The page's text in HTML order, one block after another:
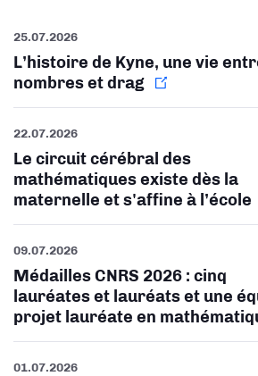
25.07.2026
L’histoire de Kyne, une vie
nombres et drag
22.07.2026
Le circuit cérébral des
mathématiques existe dès la
maternelle et s'affine à l’école
09.07.2026
Médailles CNRS 2026 : cinq
lauréates et lauréats et une
projet lauréate en
01.07.2026